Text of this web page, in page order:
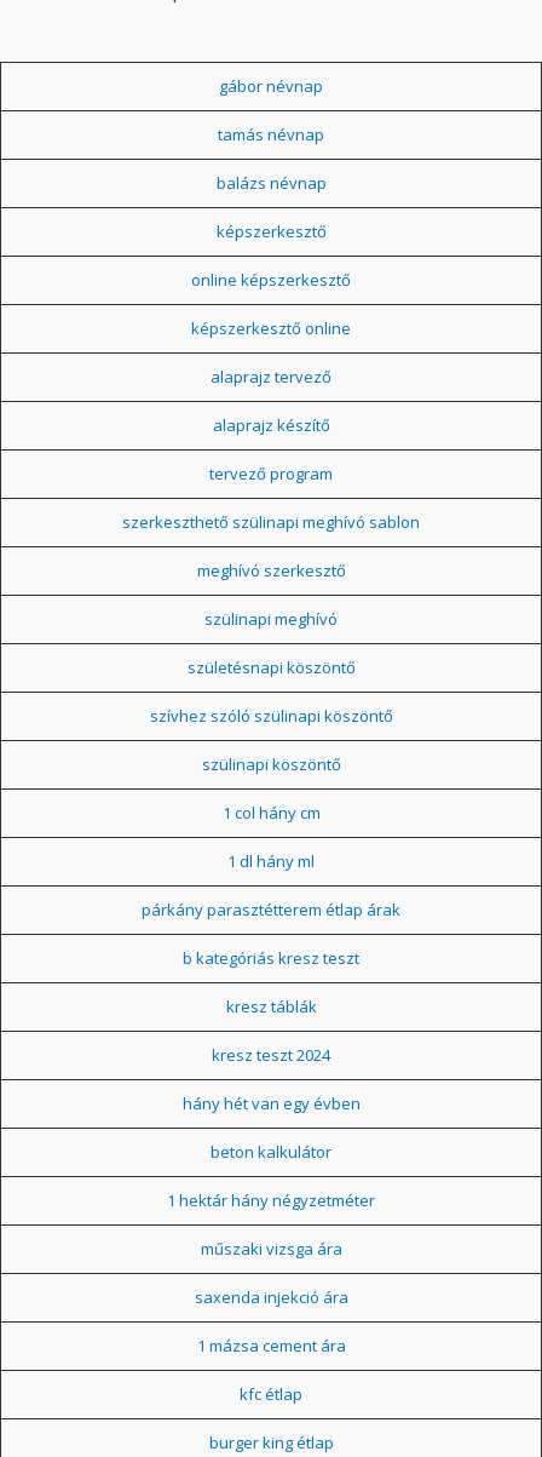
gábor névnap
tamás névnap
balázs névnap
képszerkesztő
online képszerkesztő
képszerkesztő online
alaprajz tervező
alaprajz készítő
tervező program
szerkeszthető szülinapi meghívó sablon
meghívó szerkesztő
szülinapi meghívó
születésnapi köszöntő
szívhez szóló szülinapi köszöntő
szülinapi köszöntő
1 col hány cm
1 dl hány ml
párkány parasztétterem étlap árak
b kategóriás kresz teszt
kresz táblák
kresz teszt 2024
hány hét van egy évben
beton kalkulátor
1 hektár hány négyzetméter
műszaki vizsga ára
saxenda injekció ára
1 mázsa cement ára
kfc étlap
burger king étlap